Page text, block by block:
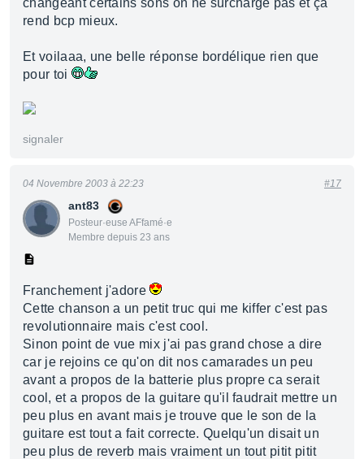
changeant certains sons on ne surcharge pas et çà
rend bcp mieux.
Et voilaaa, une belle réponse bordélique rien que
pour toi
signaler
ant83
Posteur·euse AFfamé·e
Membre depuis 23 ans
04 Novembre 2003 à 22:23 #17
Franchement j'adore
Cette chanson a un petit truc qui me kiffer c'est pas
revolutionnaire mais c'est cool.
Sinon point de vue mix j'ai pas grand chose a dire
car je rejoins ce qu'on dit nos camarades un peu
avant a propos de la batterie plus propre ca serait
cool, et a propos de la guitare qu'il faudrait mettre un
peu plus en avant mais je trouve que le son de la
guitare est tout a fait correcte. Quelqu'un disait un
peu plus de reverb mais vraiment un tout pitit pitit